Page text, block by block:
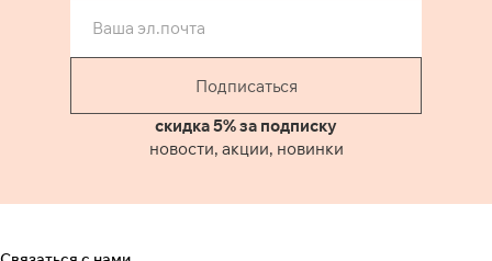
Подписаться
скидка 5% за подписку
новости, акции, новинки